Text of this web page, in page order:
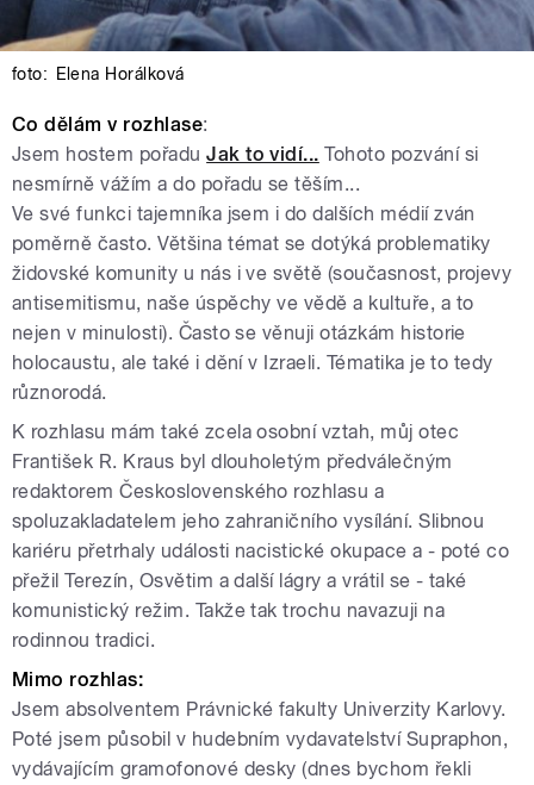
foto: Elena Horálková
Co dělám v rozhlase:
Jsem hostem pořaduJak to vidí... Tohoto pozvání si
nesmírně vážím a do pořadu se těším...
Ve své funkci tajemníka jsem i do dalších médií zván
poměrně často. Většina témat se dotýká problematiky
židovské komunity u nás i ve světě (současnost, projevy
antisemitismu, naše úspěchy ve vědě a kultuře, a to
nejen v minulosti). Často se věnuji otázkám historie
holocaustu, ale také i dění v Izraeli. Tématika je to tedy
různorodá.
K rozhlasu mám také zcela osobní vztah, můj otec
František R. Kraus byl dlouholetým předválečným
redaktorem Československého rozhlasu a
spoluzakladatelem jeho zahraničního vysílání. Slibnou
kariéru přetrhaly události nacistické okupace a - poté co
přežil Terezín, Osvětim a další lágry a vrátil se - také
komunistický režim. Takže tak trochu navazuji na
rodinnou tradici.
Mimo rozhlas:
Jsem absolventem Právnické fakulty Univerzity Karlovy.
Poté jsem působil v hudebním vydavatelství Supraphon,
vydávajícím gramofonové desky (dnes bychom řekli